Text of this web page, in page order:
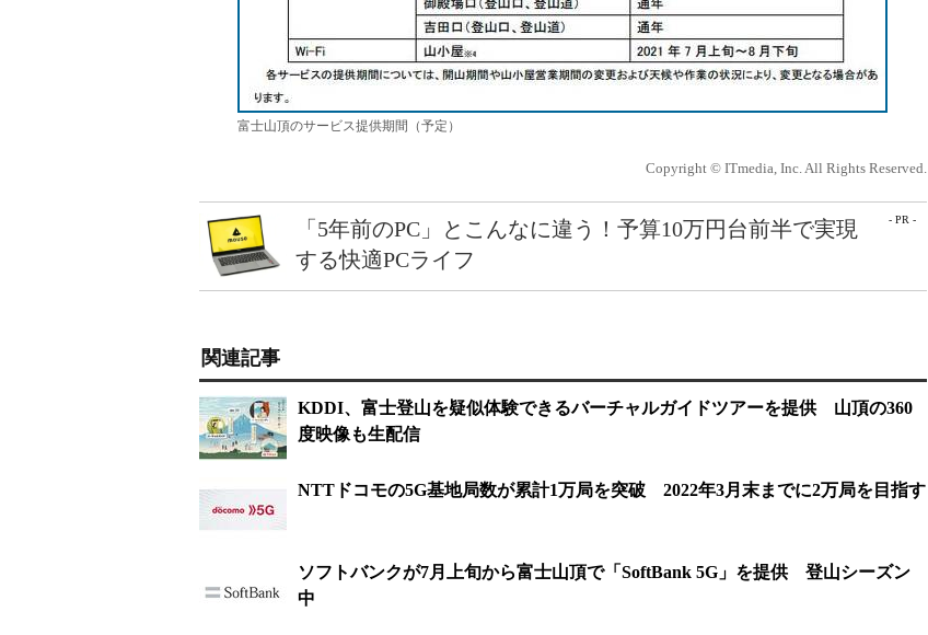
富士山頂のサービス提供期間（予定）
Copyright © ITmedia, Inc. All Rights Reserved.
- PR -
「5年前のPC」とこんなに違う！予算10万円台前半で実現
する快適PCライフ
関連記事
KDDI、富士登山を疑似体験できるバーチャルガイドツアーを提供 山頂の360
度映像も生配信
NTTドコモの5G基地局数が累計1万局を突破 2022年3月末までに2万局を目指す
ソフトバンクが7月上旬から富士山頂で「SoftBank 5G」を提供 登山シーズン
中